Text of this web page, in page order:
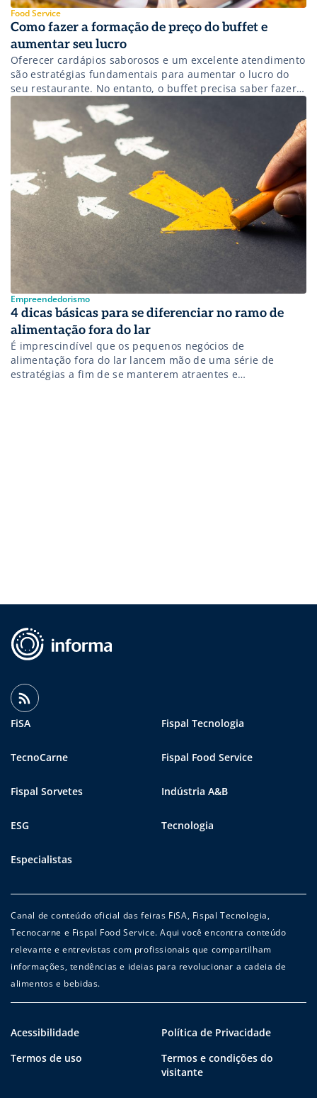
Food Service
Como fazer a formação de preço do buffet e
aumentar seu lucro
Oferecer cardápios saborosos e um excelente atendimento
são estratégias fundamentais para aumentar o lucro do
seu restaurante. No entanto, o buffet precisa saber fazer a
formação de preço, pois ele é o ingrediente principal para
atrair clientes e aumentar os lucros. Quando você não
pensa precificação dos seus produtos, corre o risco de
comprometer o […]
Empreendedorismo
4 dicas básicas para se diferenciar no ramo de
alimentação fora do lar
É imprescindível que os pequenos negócios de
alimentação fora do lar lancem mão de uma série de
estratégias a fim de se manterem atraentes e
FiSA Fispal Tecnologia
TecnoCarne Fispal Food Service
Fispal Sorvetes Indústria A&B
ESG Tecnologia
Especialistas
Canal de conteúdo oficial das feiras FiSA, Fispal Tecnologia,
Tecnocarne e Fispal Food Service. Aqui você encontra conteúdo
relevante e entrevistas com profissionais que compartilham
informações, tendências e ideias para revolucionar a cadeia de
alimentos e bebidas.
Acessibilidade
Política de Privacidade
Termos de uso
Termos e condições do
visitante